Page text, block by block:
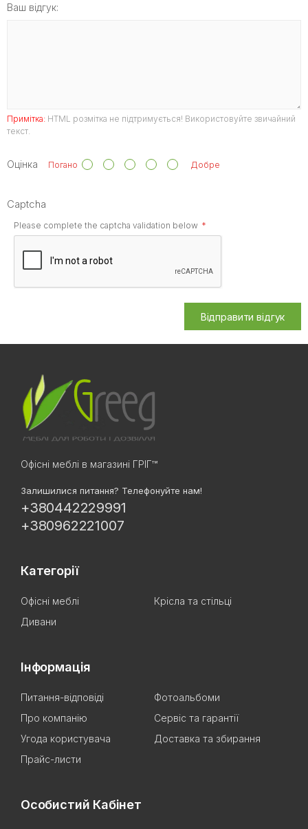
Ваш відгук:
Примітка: HTML розмітка не підтримується! Використовуйте звичайний
текст.
Оцінка Погано Добре
Captcha
Please complete the captcha validation below
Відправити відгук
Офісні меблі в магазині ГРІГ™
Залишилися питання? Телефонуйте нам!
+380442229991
+380962221007
Категорії
Офісні меблі
Крісла та стільці
Дивани
Інформація
Питання-відповіді
Фотоальбоми
Про компанію
Сервіс та гарантії
Угода користувача
Доставка та збирання
Прайс-листи
Особистий Кабінет